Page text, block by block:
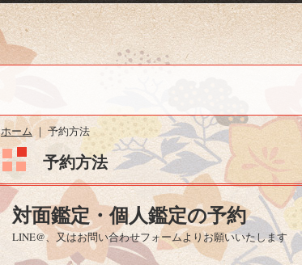
ホーム｜ 予約方法
予約方法
対面鑑定・個人鑑定の予約
LINE@、又はお問い合わせフォームよりお願いいたします